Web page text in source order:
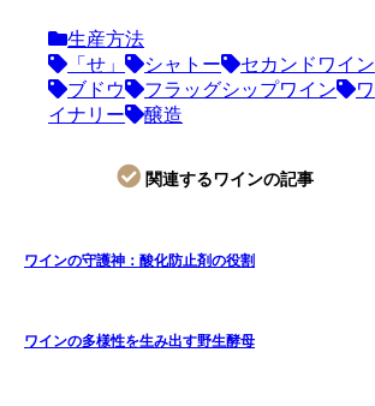
生産方法
「せ」
シャトー
セカンドワイン
ブドウ
フラッグシップワイン
ワ
イナリー
醸造
関連するワインの記事
ワインの守護神：酸化防止剤の役割
ワインの多様性を生み出す野生酵母